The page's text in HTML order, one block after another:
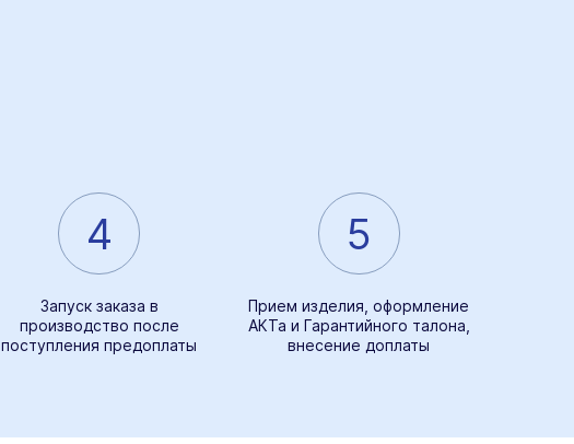
4
Запуск заказа в
производство после
поступления предоплаты
5
Прием изделия, оформление
АКТа и Гарантийного талона,
внесение доплаты